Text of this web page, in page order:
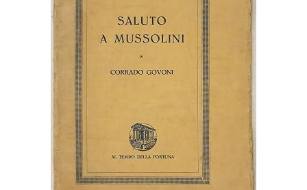
Verkäufer
Verkäufer werden